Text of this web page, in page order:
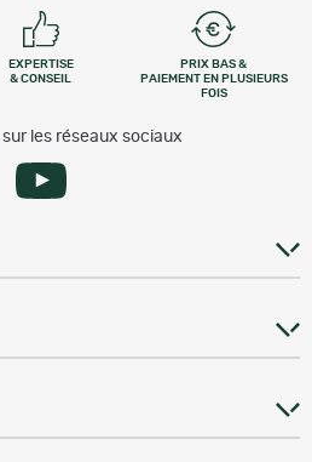
EXPERTISE
& CONSEIL
PRIX BAS &
PAIEMENT EN PLUSIEURS
FOIS
les réseaux sociaux